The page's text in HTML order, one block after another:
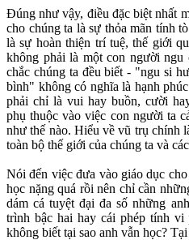
Đúng như vậy, điều đặc biệt nhất
cho chúng ta là sự thỏa mãn tính
là sự hoàn thiện trí tuệ, thế giới
không phải là một con người ngu
chắc chúng ta đều biết - "ngu si
bình" không có nghĩa là hạnh
phải chỉ là vui hay buồn, cười
phụ thuộc vào việc con người ta
như thế nào. Hiểu về vũ trụ chính
toàn bộ thế giới của chúng ta và
Nói đến việc đưa vào giáo dục
học nặng quá rồi nên chỉ cần
dám cá tuyệt đại đa số những
trình bậc hai hay cái phép tính
không biết tại sao anh vẫn học?